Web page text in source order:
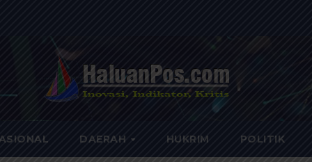
DAERAH HUKRIM POLITIK